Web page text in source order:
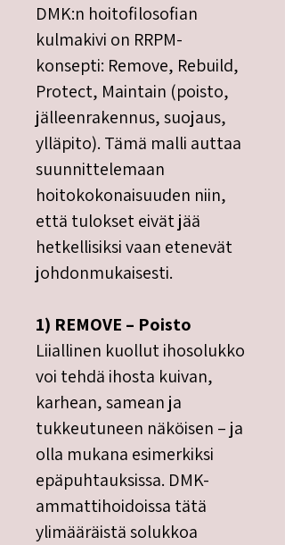
DMK:n hoitofilosofian
kulmakivi on RRPM-
konsepti: Remove, Rebuild,
Protect, Maintain (poisto,
jälleenrakennus, suojaus,
ylläpito). Tämä malli auttaa
suunnittelemaan
hoitokokonaisuuden niin,
että tulokset eivät jää
hetkellisiksi vaan etenevät
johdonmukaisesti.
1) REMOVE – Poisto
Liiallinen kuollut ihosolukko
voi tehdä ihosta kuivan,
karhean, samean ja
tukkeutuneen näköisen – ja
olla mukana esimerkiksi
epäpuhtauksissa. DMK-
ammattihoidoissa tätä
ylimääräistä solukkoa